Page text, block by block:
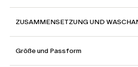
ZUSAMMENSETZUNG UND
Größe und Passform